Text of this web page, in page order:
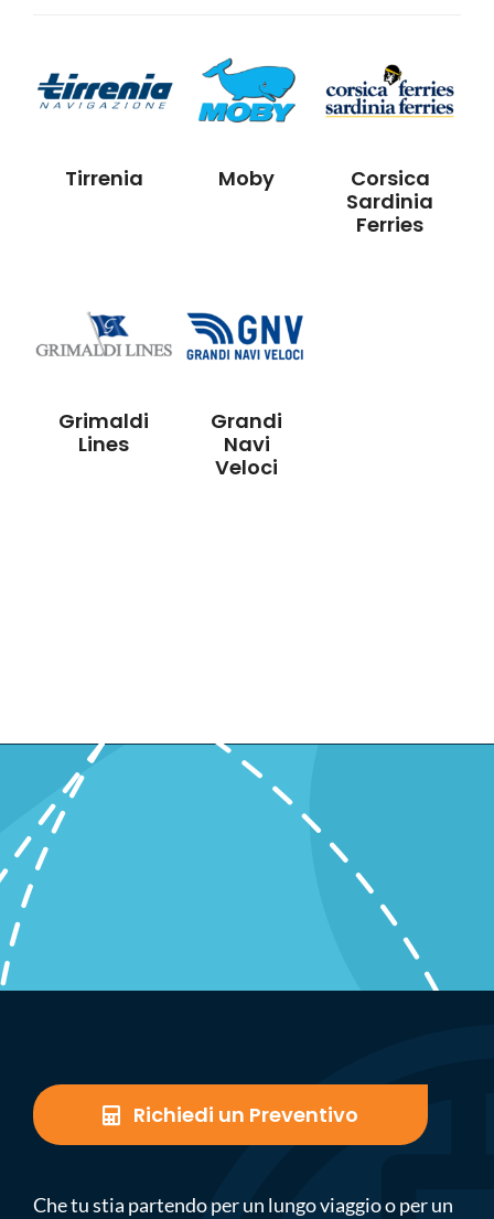
Tirrenia Moby
Corsica
Sardinia
Ferries
Grimaldi
Lines
Grandi
Navi
Veloci
Richiedi un Preventivo
Che tu stia partendo per un lungo viaggio o per un